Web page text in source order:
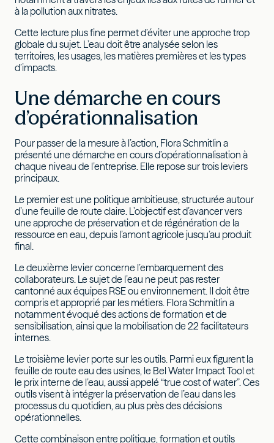
à la pollution aux nitrates.
Cette lecture plus fine permet d’éviter une approche trop
globale du sujet. L’eau doit être analysée selon les
territoires, les usages, les matières premières et les types
d’impacts.
Une démarche en cours
d’opérationnalisation
Pour passer de la mesure à l’action, Flora Schmitlin a
présenté une démarche en cours d’opérationnalisation à
chaque niveau de l’entreprise. Elle repose sur trois leviers
principaux.
Le premier est une politique ambitieuse, structurée autour
d’une feuille de route claire. L’objectif est d’avancer vers
une approche de préservation et de régénération de la
ressource en eau, depuis l’amont agricole jusqu’au produit
final.
Le deuxième levier concerne l’embarquement des
collaborateurs. Le sujet de l’eau ne peut pas rester
cantonné aux équipes RSE ou environnement. Il doit être
compris et approprié par les métiers. Flora Schmitlin a
notamment évoqué des actions de formation et de
sensibilisation, ainsi que la mobilisation de 22 facilitateurs
internes.
Le troisième levier porte sur les outils. Parmi eux figurent la
feuille de route eau des usines, le Bel Water Impact Tool et
le prix interne de l’eau, aussi appelé “true cost of water”. Ces
outils visent à intégrer la préservation de l’eau dans les
processus du quotidien, au plus près des décisions
opérationnelles.
Cette combinaison entre politique, formation et outils